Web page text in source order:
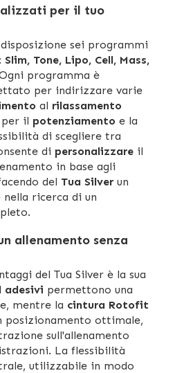
per il tuo
sei programmi
Slim, Tone, Lipo, Cell, Mass,
programma è
per indirizzare varie
al rilassamento
per il potenziamento e la
di scegliere tra
di personalizzare il
in base agli
del Tua Silver un
ricerca di un
allenamento senza
del Tua Silver è la sua
adesivi permettono una
mentre la cintura Rotofit
posizionamento ottimale,
sull'allenamento
La flessibilità
utilizzabile in modo